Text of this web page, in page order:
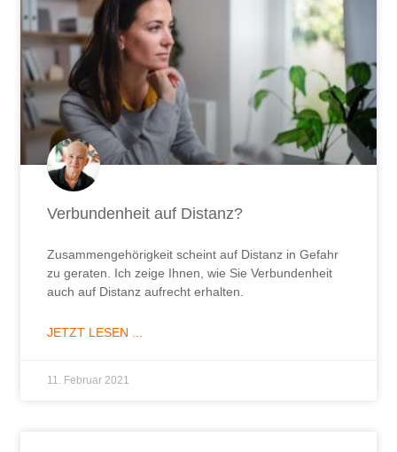
Verbundenheit auf Distanz?
Zusammengehörigkeit scheint auf Distanz in Gefahr
zu geraten. Ich zeige Ihnen, wie Sie Verbundenheit
auch auf Distanz aufrecht erhalten.
JETZT LESEN ...
11. Februar 2021